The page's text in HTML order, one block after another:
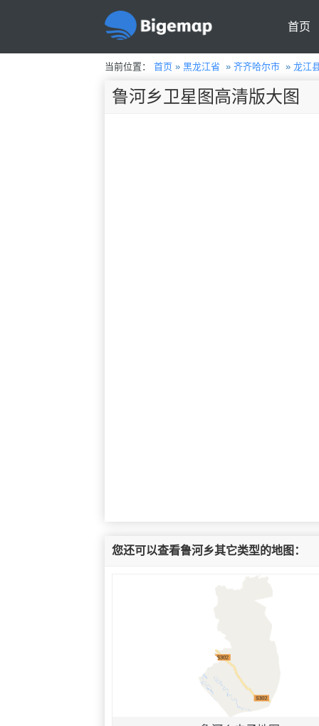
首页
当前位置： 首页» 黑龙江省 » 齐齐哈尔市» 龙江
鲁河乡卫星图高清版大图
您还可以查看鲁河乡其它类型的地图：